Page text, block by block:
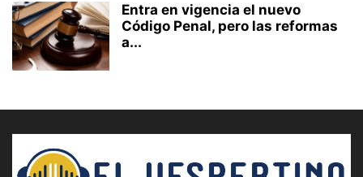
Entra en vigencia el nuevo
Código Penal, pero las reformas
a...